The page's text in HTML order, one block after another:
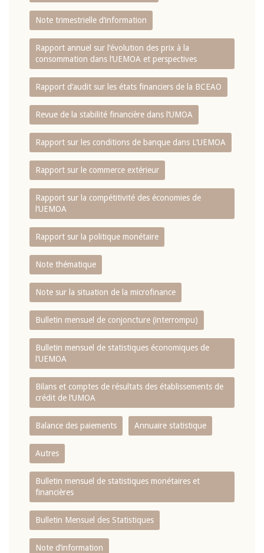
Note trimestrielle d‘information
Rapport annuel sur l‘évolution des prix à la
consommation dans l‘UEMOA et perspectives
Rapport d‘audit sur les états financiers de la BCEAO
Revue de la stabilité financière dans l‘UMOA
Rapport sur les conditions de banque dans L‘UEMOA
Rapport sur le commerce extérieur
Rapport sur la compétitivité des économies de
l‘UEMOA
Rapport sur la politique monétaire
Note thématique
Note sur la situation de la microfinance
Bulletin mensuel de conjoncture (interrompu)
Bulletin mensuel de statistiques économiques de
l‘UEMOA
Bilans et comptes de résultats des établissements de
crédit de l‘UMOA
Balance des paiements Annuaire statistique
Autres
Bulletin mensuel de statistiques monétaires et
financières
Bulletin Mensuel des Statistiques
Note d’information